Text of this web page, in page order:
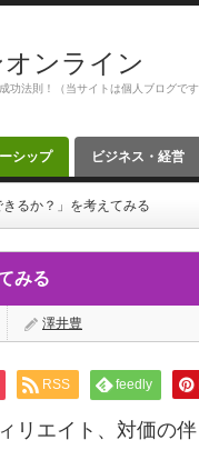
ンライン
法則！（当サイトは個人ブログで
シップ ビジネス・経営
きるか？」を考えてみる
みる
澤井豊
RSS feedly
エイト、対価の